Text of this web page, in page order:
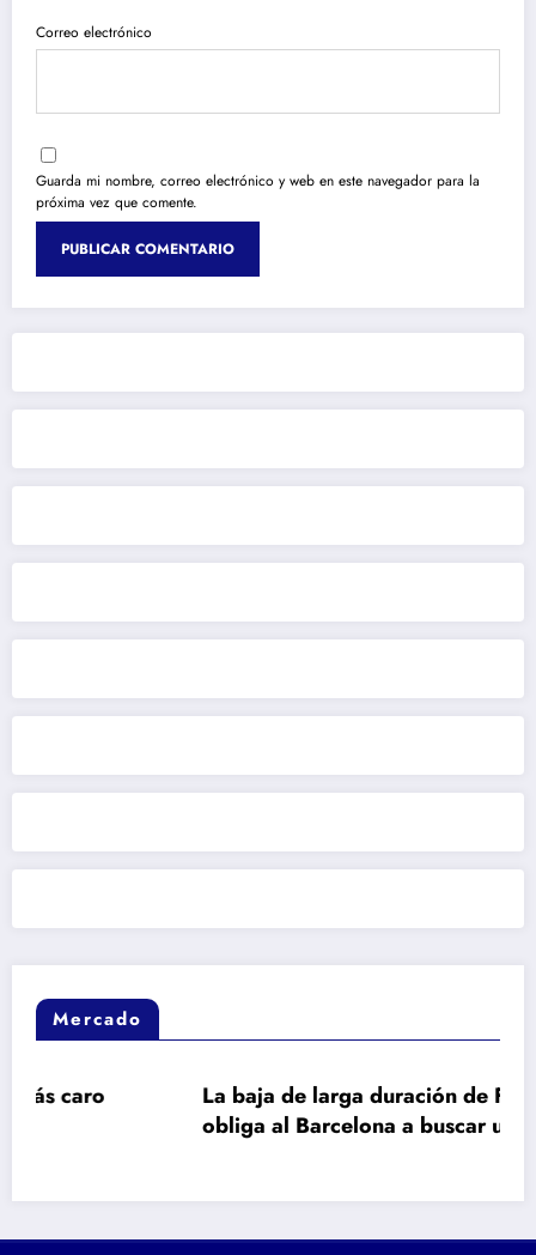
Correo electrónico
Guarda mi nombre, correo electrónico y web en este navegador para la
próxima vez que comente.
Mercado
La baja de larga duración de Frenkie de
obliga al Barcelona a buscar un galáctico